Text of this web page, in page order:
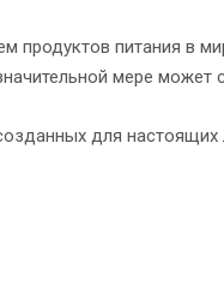
продуктов питания в
мере может
для